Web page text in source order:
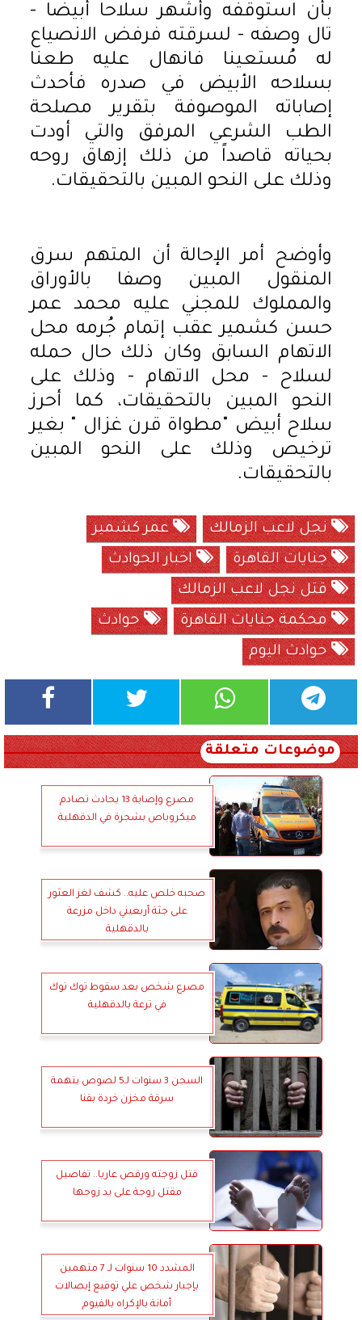
بأن استوقفه وأشهر سلاحا أبيضا -
تال وصفه - لسرقته فرفض الانصياع
له مُستعينا فانهال عليه طعنا
بسلاحه الأبيض في صدره فأحدث
إصاباته الموصوفة بتقرير مصلحة
الطب الشرعي المرفق والتي أودت
بحياته قاصداً من ذلك إزهاق روحه
وذلك على النحو المبين بالتحقيقات.
وأوضح أمر الإحالة أن المتهم سرق
المنقول المبين وصفا بالأوراق
والمملوك للمجني عليه محمد عمر
حسن كشمير عقب إتمام جُرمه محل
الاتهام السابق وكان ذلك حال حمله
لسلاح - محل الاتهام - وذلك على
النحو المبين بالتحقيقات، كما أحرز
سلاح أبيض "مطواة قرن غزال " بغير
ترخيص وذلك على النحو المبين
بالتحقيقات.
نجل لاعب الزمالك
عمر كشمير
جنايات القاهرة
اخبار الحوادث
قتل نجل لاعب الزمالك
محكمة جنايات القاهرة
حوادث
حوادث اليوم
موضوعات متعلقة
مصرع وإصابة 13 بحادث تصادم
ميكروباص بشجرة في الدقهلية
صحبه خلص عليه.. كشف لغز العثور
على جثة أربعيني داخل مزرعة
بالدقهلية
مصرع شخص بعد سقوط توك توك
في ترعة بالدقهلية
السجن 3 سنوات لـ5 لصوص بتهمة
سرقة مخزن خردة بقنا
قتل زوجته ورقص عاريا.. تفاصيل
مقتل زوجة على يد زوجها
المشدد 10 سنوات لـ 7 متهمين
بإجبار شخص علي توقيع إيصالات
أمانة بالإكراه بالفيوم